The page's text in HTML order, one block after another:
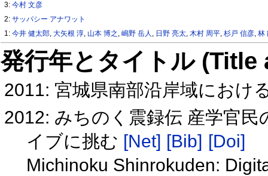
3:今村 文彦
2:サッパシー アナワット
1:今井 健太郎,大矢根 淳, 山本 博之 ,嶋野 岳人 , 日野 亮太,木村 周平,杉戸 信彦,林
発行年とタイトル
2011: 宮城県南部沿岸域におけ
2012: みちのく震録伝 産学官
イブに挑む [Net] [Bib] [Doi]
Michinoku Shinrokuden: